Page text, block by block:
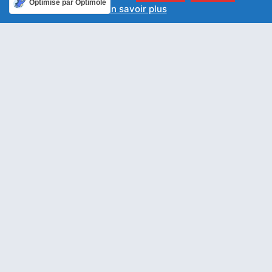
En savoir plus
Optimisé par Optimole